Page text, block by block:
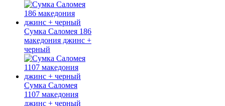
Сумка Саломея 186
македония джинс +
черный
Сумка Саломея
1107 македония
джинс + черный